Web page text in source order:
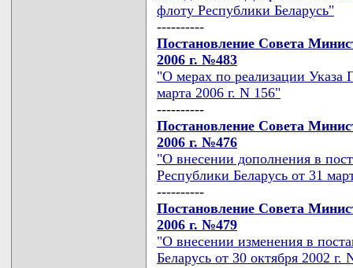
флоту Республики Беларусь"
----------
Постановление Совета
2006 г. №483
"О мерах по реализации Указа
марта 2006 г. N 156"
----------
Постановление Совета
2006 г. №476
"О внесении дополнения в
Республики Беларусь от 31
----------
Постановление Совета
2006 г. №479
"О внесении изменения в
Беларусь от 30 октября 2002 г.